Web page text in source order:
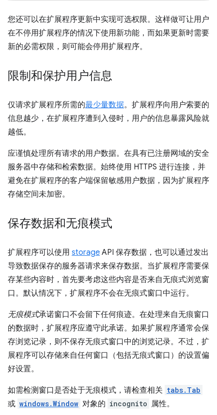
您还可以在扩展程序更新中实现可选权限。这样做可让用户
在不停用扩展程序的情况下使用新功能，而如果更新时需要
新的必需权限，则可能会停用扩展程序。
限制和保护用户信息
仅请求扩展程序所需的最少量数据。扩展程序向用户索要的
信息越少，在扩展程序遭到入侵时，用户的信息暴露风险就
越低。
应谨慎处理所有请求的用户数据。在具有已注册网域的安全
服务器中存储和检索数据。始终使用 HTTPS 进行连接，并
避免在扩展程序的客户端保留敏感用户数据，因为扩展程序
存储空间未加密。
保存数据和无痕模式
扩展程序可以使用 storage API 保存数据，也可以通过发出
导致数据保存的服务器请求来保存数据。当扩展程序需要保
存某些内容时，首先要考虑这些内容是否来自无痕式浏览窗
口。默认情况下，扩展程序不会在无痕式窗口中运行。
无痕模式承诺窗口不会留下任何痕迹。在处理来自无痕窗口
的数据时，扩展程序应遵守此承诺。如果扩展程序通常会保
存浏览记录，则不保存无痕式窗口中的浏览记录。不过，扩
展程序可以存储来自任何窗口（包括无痕式窗口）的设置偏
好设置。
如需检测窗口是否处于无痕模式，请检查相关 tabs.Tab
或 windows.Window 对象的 incognito 属性。